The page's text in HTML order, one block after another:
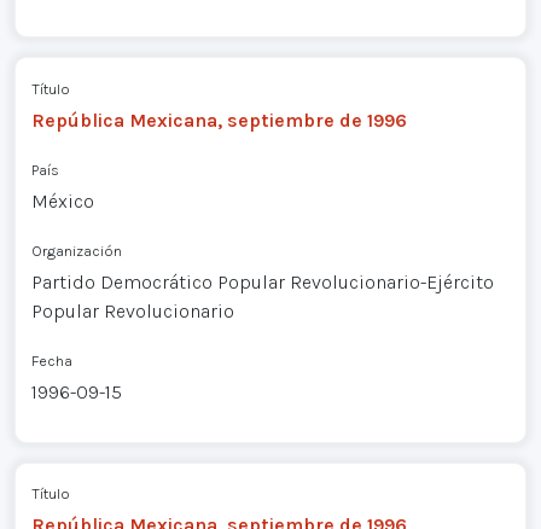
Título
República Mexicana, septiembre de 1996
País
México
Organización
Partido Democrático Popular Revolucionario-Ejército
Popular Revolucionario
Fecha
1996-09-15
Título